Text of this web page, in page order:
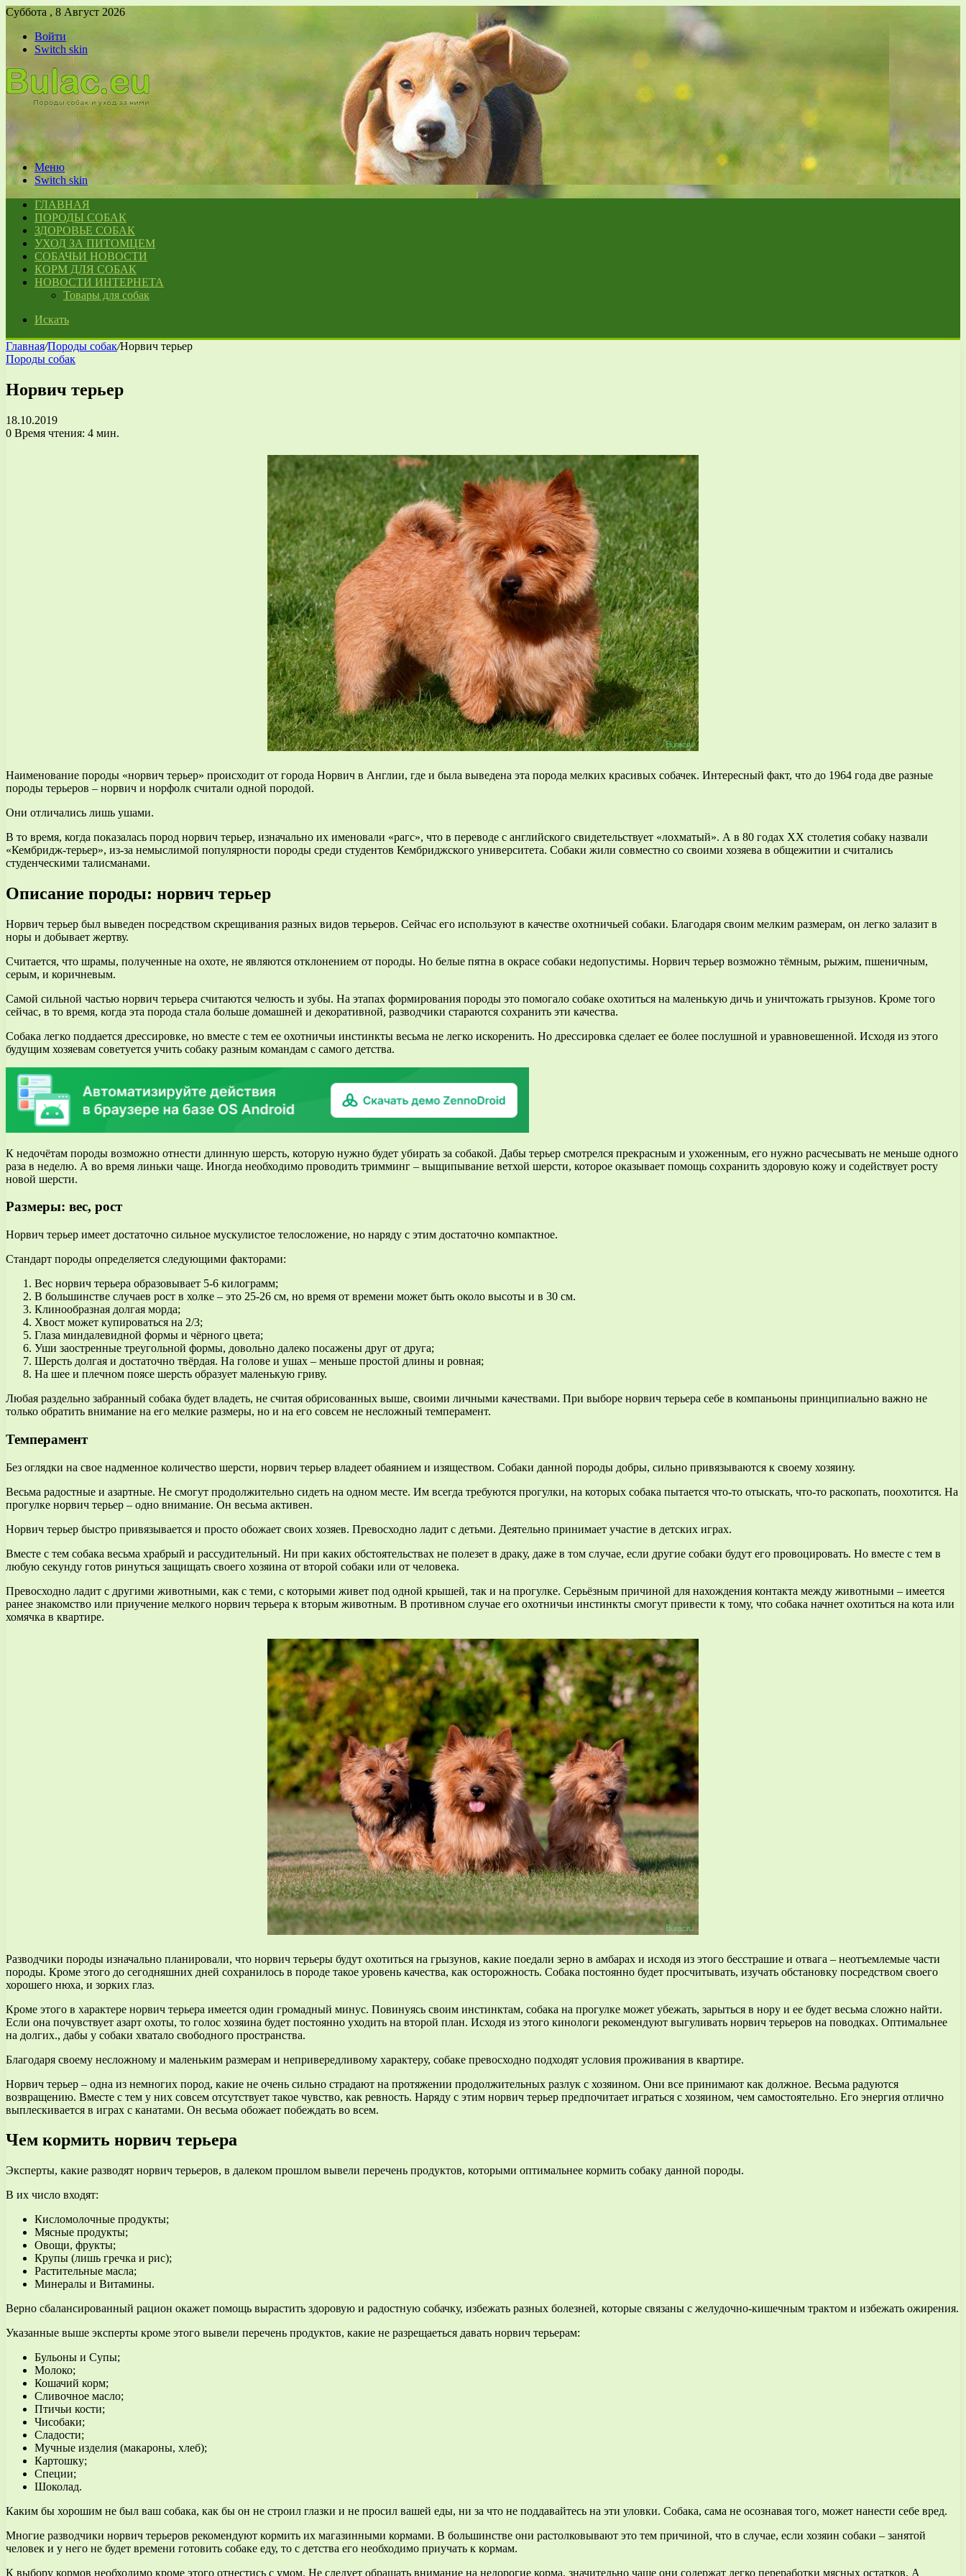
Суббота , 8 Август 2026
Войти
Switch skin
Меню
Switch skin
ГЛАВНАЯ
ПОРОДЫ СОБАК
ЗДОРОВЬЕ СОБАК
УХОД ЗА ПИТОМЦЕМ
СОБАЧЬИ НОВОСТИ
КОРМ ДЛЯ СОБАК
НОВОСТИ ИНТЕРНЕТА
Товары для собак
Искать
Главная/Породы собак/Норвич терьер
Породы собак
Норвич терьер
18.10.2019
0 Время чтения: 4 мин.
Наименование породы «норвич терьер» происходит от города Норвич в Англии, где и была выведена эта порода мелких красивых собачек. Интересный факт, что до 1964 года две разные
породы терьеров – норвич и норфолк считали одной породой.
Они отличались лишь ушами.
В то время, когда показалась пород норвич терьер, изначально их именовали «рагс», что в переводе с английского свидетельствует «лохматый». А в 80 годах XX столетия собаку назвали
«Кембридж-терьер», из-за немыслимой популярности породы среди студентов Кембриджского университета. Собаки жили совместно со своими хозяева в общежитии и считались
студенческими талисманами.
Описание породы: норвич терьер
Норвич терьер был выведен посредством скрещивания разных видов терьеров. Сейчас его используют в качестве охотничьей собаки. Благодаря своим мелким размерам, он легко залазит в
норы и добывает жертву.
Считается, что шрамы, полученные на охоте, не являются отклонением от породы. Но белые пятна в окрасе собаки недопустимы. Норвич терьер возможно тёмным, рыжим, пшеничным,
серым, и коричневым.
Самой сильной частью норвич терьера считаются челюсть и зубы. На этапах формирования породы это помогало собаке охотиться на маленькую дичь и уничтожать грызунов. Кроме того
сейчас, в то время, когда эта порода стала больше домашней и декоративной, разводчики стараются сохранить эти качества.
Собака легко поддается дрессировке, но вместе с тем ее охотничьи инстинкты весьма не легко искоренить. Но дрессировка сделает ее более послушной и уравновешенной. Исходя из этого
будущим хозяевам советуется учить собаку разным командам с самого детства.
К недочётам породы возможно отнести длинную шерсть, которую нужно будет убирать за собакой. Дабы терьер смотрелся прекрасным и ухоженным, его нужно расчесывать не меньше одного
раза в неделю. А во время линьки чаще. Иногда необходимо проводить тримминг – выщипывание ветхой шерсти, которое оказывает помощь сохранить здоровую кожу и содействует росту
новой шерсти.
Размеры: вес, рост
Норвич терьер имеет достаточно сильное мускулистое телосложение, но наряду с этим достаточно компактное.
Стандарт породы определяется следующими факторами:
Вес норвич терьера образовывает 5-6 килограмм;
В большинстве случаев рост в холке – это 25-26 см, но время от времени может быть около высоты и в 30 см.
Клинообразная долгая морда;
Хвост может купироваться на 2/3;
Глаза миндалевидной формы и чёрного цвета;
Уши заостренные треугольной формы, довольно далеко посажены друг от друга;
Шерсть долгая и достаточно твёрдая. На голове и ушах – меньше простой длины и ровная;
На шее и плечном поясе шерсть образует маленькую гриву.
Любая раздельно забранный собака будет владеть, не считая обрисованных выше, своими личными качествами. При выборе норвич терьера себе в компаньоны принципиально важно не
только обратить внимание на его мелкие размеры, но и на его совсем не несложный темперамент.
Темперамент
Без оглядки на свое надменное количество шерсти, норвич терьер владеет обаянием и изяществом. Собаки данной породы добры, сильно привязываются к своему хозяину.
Весьма радостные и азартные. Не смогут продолжительно сидеть на одном месте. Им всегда требуются прогулки, на которых собака пытается что-то отыскать, что-то раскопать, поохотится. На
прогулке норвич терьер – одно внимание. Он весьма активен.
Норвич терьер быстро привязывается и просто обожает своих хозяев. Превосходно ладит с детьми. Деятельно принимает участие в детских играх.
Вместе с тем собака весьма храбрый и рассудительный. Ни при каких обстоятельствах не полезет в драку, даже в том случае, если другие собаки будут его провоцировать. Но вместе с тем в
любую секунду готов ринуться защищать своего хозяина от второй собаки или от человека.
Превосходно ладит с другими животными, как с теми, с которыми живет под одной крышей, так и на прогулке. Серьёзным причиной для нахождения контакта между животными – имеется
ранее знакомство или приучение мелкого норвич терьера к вторым животным. В противном случае его охотничьи инстинкты смогут привести к тому, что собака начнет охотиться на кота или
хомячка в квартире.
Разводчики породы изначально планировали, что норвич терьеры будут охотиться на грызунов, какие поедали зерно в амбарах и исходя из этого бесстрашие и отвага – неотъемлемые части
породы. Кроме этого до сегодняшних дней сохранилось в породе такое уровень качества, как осторожность. Собака постоянно будет просчитывать, изучать обстановку посредством своего
хорошего нюха, и зорких глаз.
Кроме этого в характере норвич терьера имеется один громадный минус. Повинуясь своим инстинктам, собака на прогулке может убежать, зарыться в нору и ее будет весьма сложно найти.
Если она почувствует азарт охоты, то голос хозяина будет постоянно уходить на второй план. Исходя из этого кинологи рекомендуют выгуливать норвич терьеров на поводках. Оптимальнее
на долгих., дабы у собаки хватало свободного пространства.
Благодаря своему несложному и маленьким размерам и непривередливому характеру, собаке превосходно подходят условия проживания в квартире.
Норвич терьер – одна из немногих пород, какие не очень сильно страдают на протяжении продолжительных разлук с хозяином. Они все принимают как должное. Весьма радуются
возвращению. Вместе с тем у них совсем отсутствует такое чувство, как ревность. Наряду с этим норвич терьер предпочитает играться с хозяином, чем самостоятельно. Его энергия отлично
выплескивается в играх с канатами. Он весьма обожает побеждать во всем.
Чем кормить норвич терьера
Эксперты, какие разводят норвич терьеров, в далеком прошлом вывели перечень продуктов, которыми оптимальнее кормить собаку данной породы.
В их число входят:
Кисломолочные продукты;
Мясные продукты;
Овощи, фрукты;
Крупы (лишь гречка и рис);
Растительные масла;
Минералы и Витамины.
Верно сбалансированный рацион окажет помощь вырастить здоровую и радостную собачку, избежать разных болезней, которые связаны с желудочно-кишечным трактом и избежать ожирения.
Указанные выше эксперты кроме этого вывели перечень продуктов, какие не разрещаеться давать норвич терьерам:
Бульоны и Супы;
Молоко;
Кошачий корм;
Сливочное масло;
Птичьи кости;
Чисобаки;
Сладости;
Мучные изделия (макароны, хлеб);
Картошку;
Специи;
Шоколад.
Каким бы хорошим не был ваш собака, как бы он не строил глазки и не просил вашей еды, ни за что не поддавайтесь на эти уловки. Собака, сама не осознавая того, может нанести себе вред.
Многие разводчики норвич терьеров рекомендуют кормить их магазинными кормами. В большинстве они растолковывают это тем причиной, что в случае, если хозяин собаки – занятой
человек и у него не будет времени готовить собаке еду, то с детства его необходимо приучать к кормам.
К выбору кормов необходимо кроме этого отнестись с умом. Не следует обращать внимание на недорогие корма, значительно чаще они содержат легко переработки мясных остатков. А